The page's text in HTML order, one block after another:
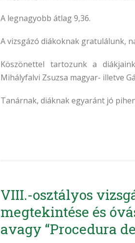
A legnagyobb átlag 9,36.
A vizsgázó diákoknak gratulálunk,
Köszönettel tartozunk a
Mihályfalvi Zsuzsa magyar- illetve
Tanárnak, diáknak egyaránt jó
VIII.-osztályos
megtekintése és
avagy “Procedura